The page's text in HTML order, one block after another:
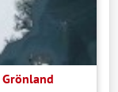
Grönland